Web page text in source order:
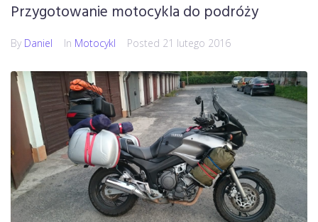
Przygotowanie motocykla do podróży
By Daniel In Motocykl Posted 21 lutego 2016